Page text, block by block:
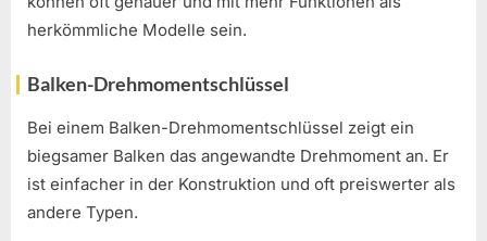
herkömmliche Modelle sein.
Balken-Drehmomentschlüssel
Bei einem Balken-Drehmomentschlüssel zeigt ein
biegsamer Balken das angewandte Drehmoment an. Er
ist einfacher in der Konstruktion und oft preiswerter als
andere Typen.